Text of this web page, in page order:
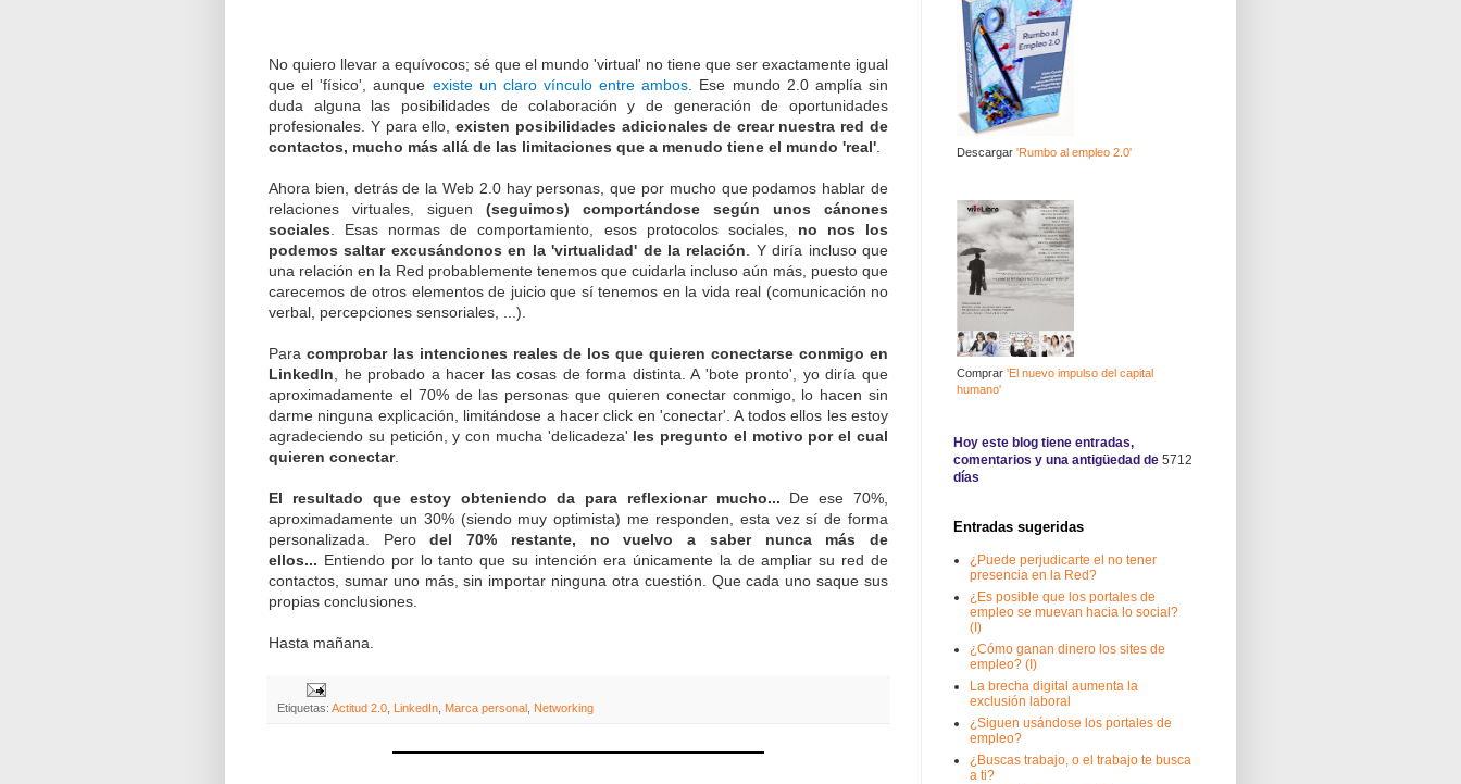
No quiero llevar a equívocos; sé que el mundo 'virtual' no tiene que ser exactamente igual
que el 'físico', aunque existe un claro vínculo entre ambos . Ese mundo 2.0 amplía sin
duda alguna las posibilidades de colaboración y de generación de oportunidades
profesionales. Y para ello,existen posibilidades adicionales de crear nuestra red de
contactos, mucho más allá de las limitaciones que a menudo tiene el mundo 'real'
Ahora bien, detrás de la Web 2.0 hay personas, que por mucho que podamos hablar de
relaciones virtuales, siguen (seguimos) comportándose según unos cánones
sociales . Esas normas de comportamiento, esos protocolos sociales, no nos los
podemos saltar excusándonos en la 'virtualidad' de la relación . Y diría incluso que
una relación en la Red probablemente tenemos que cuidarla incluso aún más, puesto que
carecemos de otros elementos de juicio que sí tenemos en la vida real (comunicación no
verbal, percepciones sensoriales, ...).
Para comprobar las intenciones reales de los que quieren conectarse conmigo en
LinkedIn , he probado a hacer las cosas de forma distinta. A 'bote pronto', yo diría que
aproximadamente el 70% de las personas que quieren conectar conmigo, lo hacen sin
darme ninguna explicación, limitándose a hacer click en 'conectar'. A todos ellos les estoy
agradeciendo su petición, y con mucha 'delicadeza' les pregunto el motivo por el cual
quieren conectar.
El resultado que estoy obteniendo da para reflexionar mucho... De ese 70%,
aproximadamente un 30% (siendo muy optimista) me responden, esta vez sí de forma
personalizada. Perodel 70% restante, no vuelvo a saber nunca más de
ellos... Entiendo por lo tanto que su intención era únicamente la de ampliar su red de
contactos, sumar uno más, sin importar ninguna otra cuestión. Que cada uno saque sus
propias conclusiones.
Hasta mañana.
Etiquetas: Actitud 2.0 LinkedIn Marca personal Networking
Descargar 'Rumbo al empleo 2.0'
Comprar 'El nuevo impulso del capital
humano'
Hoy este blog tiene entradas,
comentarios y una antigüedad de 5712
días
Entradas sugeridas
¿Puede perjudicarte el no tener
presencia en la Red?
¿Es posible que los portales de
empleo se muevan hacia lo social?
(I)
¿Cómo ganan dinero los sites de
empleo? (I)
La brecha digital aumenta la
exclusión laboral
¿Siguen usándose los portales de
empleo?
¿Buscas trabajo, o el trabajo te busca
a ti?